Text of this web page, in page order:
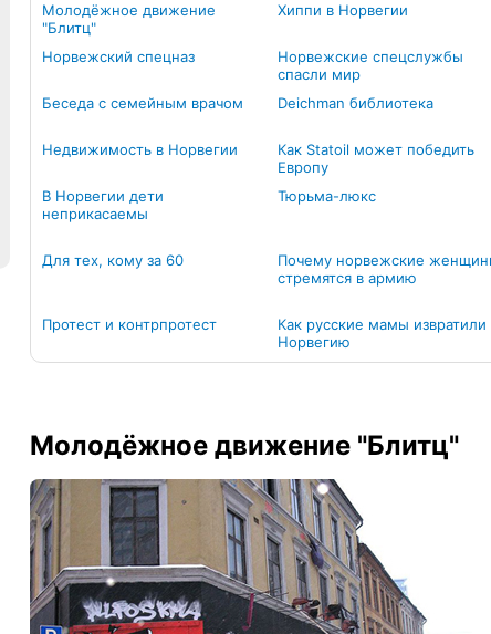
Молодёжное движение
"Блитц"
Хиппи в Норвегии
Норвежский спецназ
Норвежские спецслужбы
спасли мир
Беседа с семейным врачом Deichman библиотека
Недвижимость в Норвегии
Как Statoil может победить
Европу
В Норвегии дети
неприкасаемы
Тюрьма-люкс
Для тех, кому за 60
Почему норвежские
стремятся в армию
Протест и контрпротест
Как русские мамы извратили
Норвегию
Молодёжное движение "Блитц"